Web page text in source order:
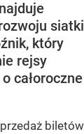
siatki
który
rejsy
całoroczne
biletów